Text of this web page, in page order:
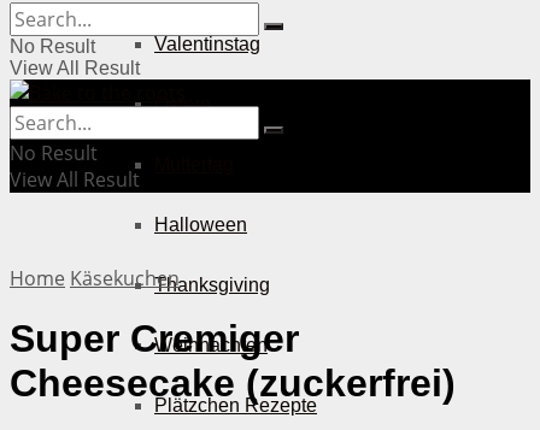
Valentinstag
Ostern
Halloween
Thanksgiving
Weihnachten
Plätzchen Rezepte
No Result
View All Result
No Result
View All Result
Home Käsekuchen
Super Cremiger
Cheesecake (zuckerfrei)